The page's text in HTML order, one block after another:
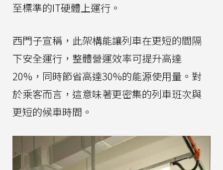
至標準的IT硬體上運行。
西門子宣稱，此架構能讓列車在更短的間隔
下安全運行，整體營運效率可提升高達
20%，同時節省高達30%的能源使用量。對
於乘客而言，這意味著更密集的列車班次與
更短的候車時間。